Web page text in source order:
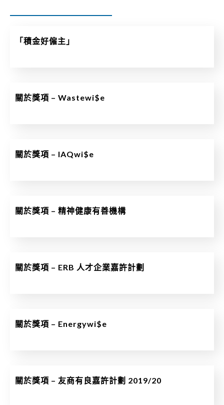
「積金好僱主」
關於獎項 – Wastewi$e
關於獎項 – IAQwi$e
關於獎項 – 精神健康有善機構
關於獎項 – ERB 人才企業嘉許計劃
關於獎項 – Energywi$e
關於獎項 – 友商有良嘉許計劃 2019/20